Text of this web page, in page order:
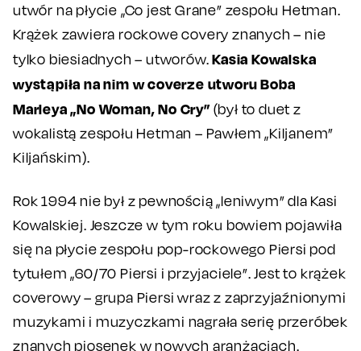
utwór na płycie „Co jest Grane” zespołu Hetman.
Krążek zawiera rockowe covery znanych – nie
tylko biesiadnych – utworów.Kasia Kowalska
wystąpiła na nim w coverze utworu Boba
Marleya „No Woman, No Cry”(był to duet z
wokalistą zespołu Hetman – Pawłem „Kiljanem”
Kiljańskim).
Rok 1994 nie był z pewnością „leniwym” dla Kasi
Kowalskiej. Jeszcze w tym roku bowiem pojawiła
się na płycie zespołu pop-rockowego Piersi pod
tytułem „60/70 Piersi i przyjaciele”. Jest to krążek
coverowy – grupa Piersi wraz z zaprzyjaźnionymi
muzykami i muzyczkami nagrała serię przeróbek
znanych piosenek w nowych aranżacjach.